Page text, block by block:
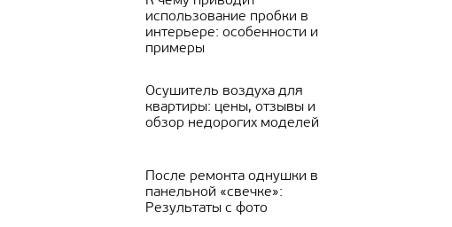
использование пробки в
интерьере: особенности и
примеры
Осушитель воздуха для
квартиры: цены, отзывы и
обзор недорогих моделей
После ремонта однушки в
панельной «свечке»:
Результаты с фото